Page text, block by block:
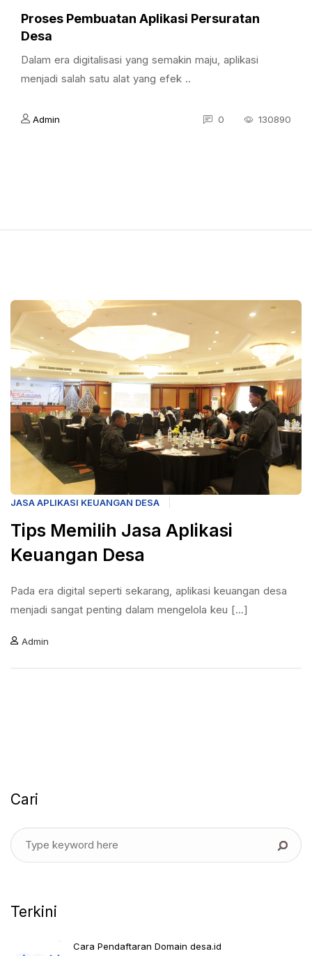
Proses Pembuatan Aplikasi Persuratan
Desa
Dalam era digitalisasi yang semakin maju, aplikasi
menjadi salah satu alat yang efek ..
Admin 0 130890
JASA APLIKASI KEUANGAN DESA
Tips Memilih Jasa Aplikasi
Keuangan Desa
Pada era digital seperti sekarang, aplikasi keuangan desa
menjadi sangat penting dalam mengelola keu [...]
Admin
Cari
Terkini
Cara Pendaftaran Domain desa.id